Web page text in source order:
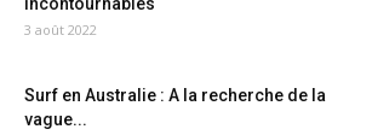
3 août 2022
Surf en Australie : A la recherche de la
vague...